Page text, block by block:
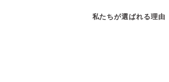
私たちが選ばれる理由